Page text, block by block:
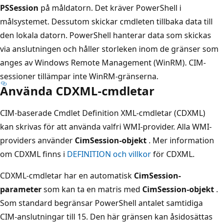
PSSession på måldatorn. Det kräver PowerShell i
målsystemet. Dessutom skickar cmdleten tillbaka data till
den lokala datorn. PowerShell hanterar data som skickas
via anslutningen och håller storleken inom de gränser som
anges av Windows Remote Management (WinRM). CIM-
sessioner tillämpar inte WinRM-gränserna.
Använda CDXML-cmdletar
CIM-baserade Cmdlet Definition XML-cmdletar (CDXML)
kan skrivas för att använda valfri WMI-provider. Alla WMI-
providers använder CimSession-objekt . Mer information
om CDXML finns i DEFINITION och villkorför CDXML.
CDXML-cmdletar har en automatisk CimSession-
parametersom kan ta en matris med CimSession-objekt .
Som standard begränsar PowerShell antalet samtidiga
CIM-anslutningar till 15. Den här gränsen kan åsidosättas